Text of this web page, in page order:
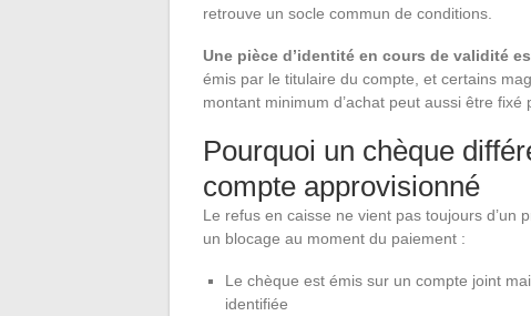
retrouve un socle commun de conditions.
Une pièce d’identité en cours de validité
émis par le titulaire du compte, et certains
montant minimum d’achat peut aussi être fixé
Pourquoi un chèque
compte approvisionné
Le refus en caisse ne vient pas toujours d’un
un blocage au moment du paiement :
Le chèque est émis sur un compte joint
identifiée